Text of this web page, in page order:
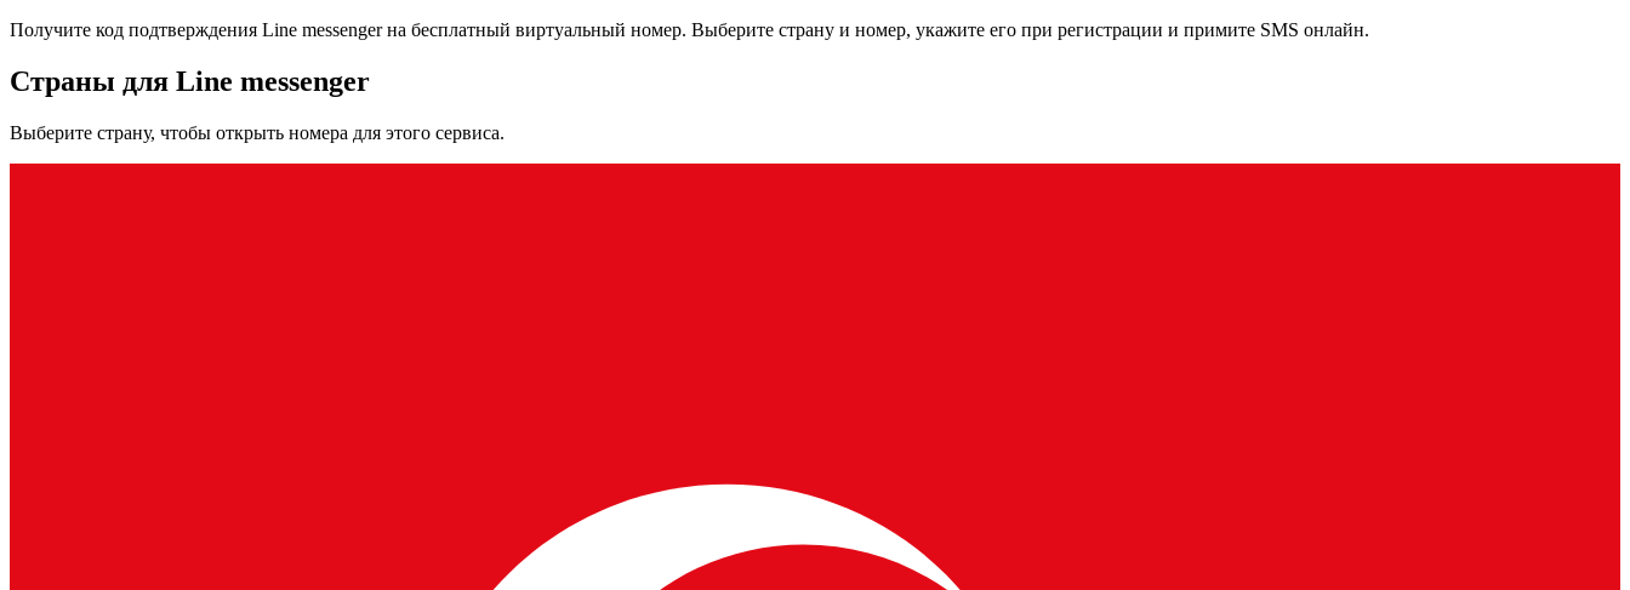
Получите код подтверждения Line messengerна бесплатный виртуальный номер. Выберите страну и номер, укажите его при регистрации и примите SMS онлайн.
Страны для Line messenger
Выберите страну, чтобы открыть номера для этого сервиса.